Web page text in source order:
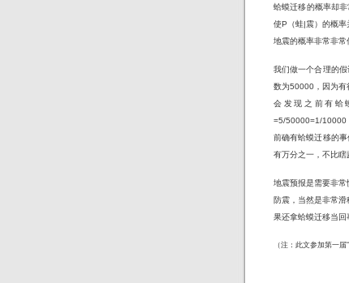
蛤蟆迁移的概率却
使P（蛙|震）的概率
地震的概率非常非常
我们做一个合理的
数为50000，因为有
会发现之前有蛤
=5/50000=1/10000
前确有蛤蟆迁移的事
有万分之一，不比瞎
地震预报是需要非
防震，当然是非常
果还拿蛤蟆迁移当回
（注：此文参加第一届